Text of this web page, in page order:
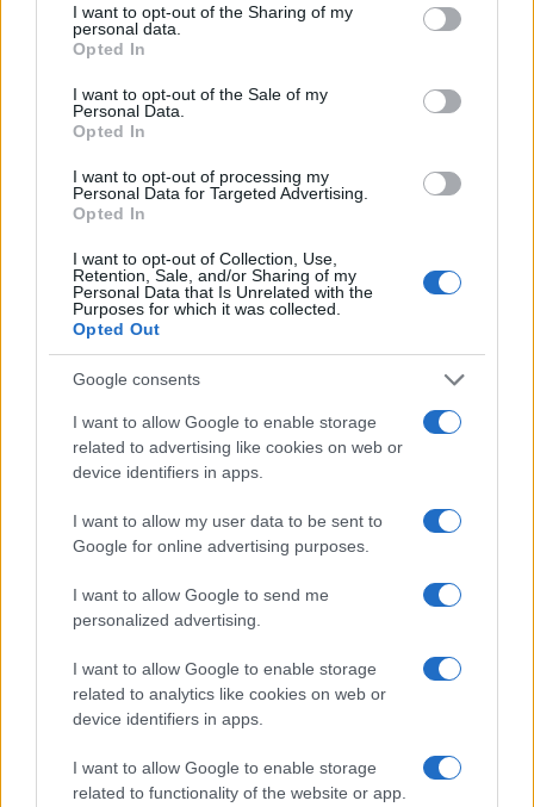
not limited to your visit or usage behaviour. You may click to
grant or deny consent to Google and its third-party tags to
use your data for below specified purposes in below Google
consent section.
I want to opt-out of the Sharing of my
personal data.
Opted In
I want to opt-out of the Sale of my
Personal Data.
Opted In
I want to opt-out of processing my
Personal Data for Targeted Advertising.
Opted In
I want to opt-out of Collection, Use,
Retention, Sale, and/or Sharing of my
Personal Data that Is Unrelated with the
Purposes for which it was collected.
Opted Out
Google consents
I want to allow Google to enable storage
related to advertising like cookies on web or
device identifiers in apps.
I want to allow my user data to be sent to
Google for online advertising purposes.
I want to allow Google to send me
personalized advertising.
I want to allow Google to enable storage
related to analytics like cookies on web or
device identifiers in apps.
I want to allow Google to enable storage
related to functionality of the website or app.
más műfajban alkotó művészek nyúlnak a palettához, mint
például a porcelánnal dolgozó Horváth László, aki dísztáljain
is többször alkalmazott, keleti kalligrafikus írást idéző
könnyed-finom jeleket hagyott a paletta piros
meleg gyapjúszálat feszítette ki a palettára a textilművész
Lugossy Edit, és az iparművész Tamás Ákos nemcsak
alkalmi snell-portrékat vetett könnyedén a palettára, de
néhány porcelánból is megformált figuráját is lefestette.
Györgydeák György magánmitológiájának Szórejtvényes
kompozíciója. A bizarr, "ottfelejtett" ujjú Szilvásy paletta a
művész más festményeiről "ideszállt" madarakkal
falak felszíne alól felsejlő üzenet, régi ismeretlen idők
szekvencia-jellegű a hasonló motívumok variálásából
létrehozott Etűdök kompozíció (Kulcsár Ágnes). A paletta
formájával, annak ovális kivágásával mint képépítési
elemmel is sok művész él hangsúlyozottan (Vágfalvy Ottó,
Ughy István, Balázs Eszter), de szinte vallomásértékű
bepillantást enged meg az alkotó életébe az a doboz-
objekt, melyet Bárdy Margit készített a palettára való